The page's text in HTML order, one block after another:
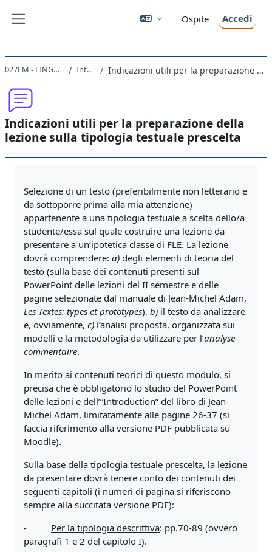
Ospite Accedi
027LM - LINGUA FRANCESE I 2021 Introduzione Indicazioni utili per la preparazione della lezione sulla tipologia testuale prescelta
Indicazioni utili per la preparazione della
lezione sulla tipologia testuale prescelta
Selezione di un testo (preferibilmente non letterario e
da sottoporre prima alla mia attenzione)
appartenente a una tipologia testuale a scelta dello/a
studente/essa sul quale costruire una lezione da
presentare a un’ipotetica classe di FLE. La lezione
dovrà comprendere: a) degli elementi di teoria del
testo (sulla base dei contenuti presenti sul
PowerPoint delle lezioni del II semestre e delle
pagine selezionate dal manuale di Jean-Michel Adam,
Les Textes: types et prototypes), b) il testo da analizzare
e, ovviamente, c) l’analisi proposta, organizzata sui
modelli e la metodologia da utilizzare per l’analyse-
commentaire.
In merito ai contenuti teorici di questo modulo, si
precisa che è obbligatorio lo studio del PowerPoint
delle lezioni e dell’“Introduction” del libro di Jean-
Michel Adam, limitatamente alle pagine 26-37 (si
faccia riferimento alla versione PDF pubblicata su
Moodle).
Sulla base della tipologia testuale prescelta, la lezione
da presentare dovrà tenere conto dei contenuti dei
seguenti capitoli (i numeri di pagina si riferiscono
sempre alla succitata versione PDF):
- Per la tipologia descrittiva: pp.70-89 (ovvero
paragrafi 1 e 2 del capitolo I).